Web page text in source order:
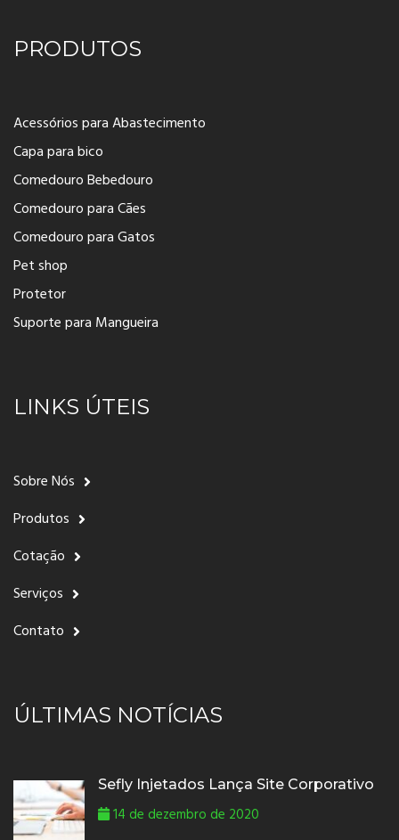
PRODUTOS
Acessórios para Abastecimento
Capa para bico
Comedouro Bebedouro
Comedouro para Cães
Comedouro para Gatos
Pet shop
Protetor
Suporte para Mangueira
LINKS ÚTEIS
Sobre Nós
Produtos
Cotação
Serviços
Contato
ÚLTIMAS NOTÍCIAS
Sefly Injetados Lança Site Corporativo
14 de dezembro de 2020